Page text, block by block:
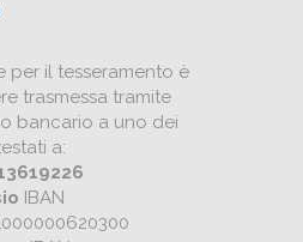
per il tesseramento è
trasmessa tramite
bancario a uno dei
a:
IBAN